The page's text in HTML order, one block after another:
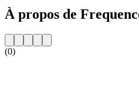
À propos de
(0)